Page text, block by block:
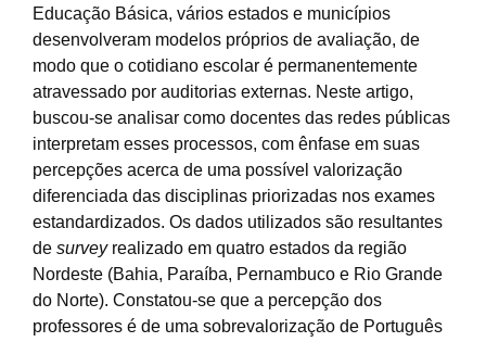
Educação Básica, vários estados e municípios
desenvolveram modelos próprios de avaliação, de
modo que o cotidiano escolar é permanentemente
atravessado por auditorias externas. Neste artigo,
buscou-se analisar como docentes das redes públicas
interpretam esses processos, com ênfase em suas
percepções acerca de uma possível valorização
diferenciada das disciplinas priorizadas nos exames
estandardizados. Os dados utilizados são resultantes
de surveyrealizado em quatro estados da região
Nordeste (Bahia, Paraíba, Pernambuco e Rio Grande
do Norte). Constatou-se que a percepção dos
professores é de uma sobrevalorização de Português